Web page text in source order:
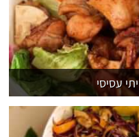
עסיסי